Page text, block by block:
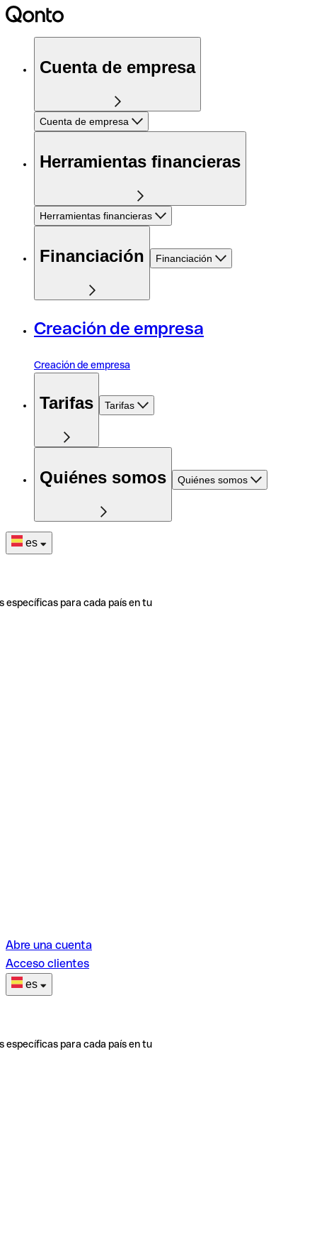
Cuenta de empresa
Cuenta de empresa
Herramientas financieras
Herramientas financieras
Financiación Financiación
Creación de empresa
Creación de empresa
Tarifas Tarifas
Quiénes somos Quiénes somos
es
específicas para cada país en tu
Abre una cuenta
Acceso clientes
es
específicas para cada país en tu